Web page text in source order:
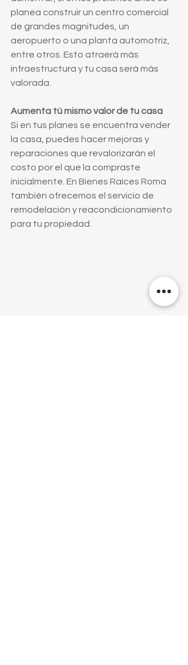
planea construir un centro comercial
de grandes magnitudes, un
aeropuerto o una planta automotriz,
entre otros. Esto atraerá más
infraestructura y tu casa será más
valorada.
Aumenta tú mismo valor de tu casa
Si en tus planes se encuentra vender
la casa, puedes hacer mejoras y
reparaciones que revalorizarán el
costo por el que la compraste
inicialmente. En Bienes Raíces Roma
también ofrecemos el servicio de
remodelación y reacondicionamiento
para tu propiedad.